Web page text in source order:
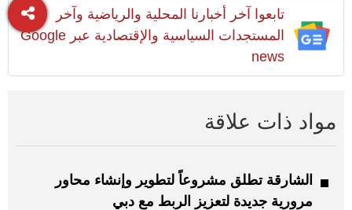
تابعوا آخر أخبارنا المحلية والرياضية وآخر
المستجدات السياسية والإقتصادية عبر Google
news
مواد ذات علاقة
الشارقة تطلق مشروعاً لتطوير وإنشاء محاور
مرورية جديدة لتعزيز الربط مع دبي